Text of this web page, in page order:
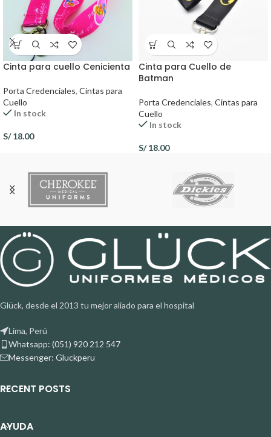
Cinta para cuello Cenicienta
Porta Credenciales, Cintas para
Cuello
In stock
S/18.00
Cinta para Cuello de
Batman
Porta Credenciales, Cintas para
Cuello
In stock
S/18.00
Glück, desde el 2013 tu mejor aliado para el hospital
Lima, Perú
Whatsapp: (051) 920 212 547
Messenger: Gluckperu
RECENT POSTS
AYUDA